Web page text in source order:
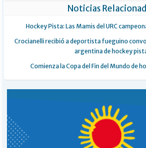
Noticias
Hockey Pista: Las Mamis del URC
Crocianelli recibió a deportista fueguino
argentina de hockey
Comienza la Copa del Fin del Mundo de